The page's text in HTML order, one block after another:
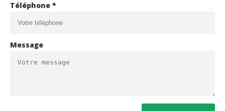
Téléphone *
Message